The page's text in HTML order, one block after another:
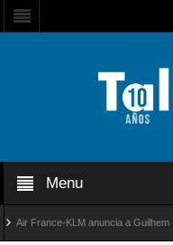
Menu
France-KLM anuncia a Guilhem